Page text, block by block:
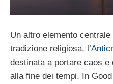
Un altro elemento
tradizione religiosa, l’
destinata a portare caos
alla fine dei tempi. In